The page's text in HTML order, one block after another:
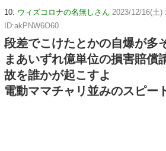
10: ウィズコロナの名無しさん 2023/12/16(土)
ID:akPNW6O60
段差でこけたとかの自爆が多
まあいずれ億単位の損害賠償
故を誰かが起こすよ
電動ママチャリ並みのスピー